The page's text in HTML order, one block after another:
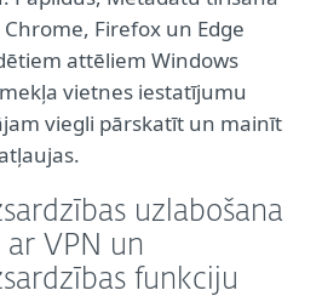
Firefox un Edge
attēliem Windows
vietnes iestatījumu
viegli pārskatīt un mainīt
uzlabošana
VPN un
funkciju